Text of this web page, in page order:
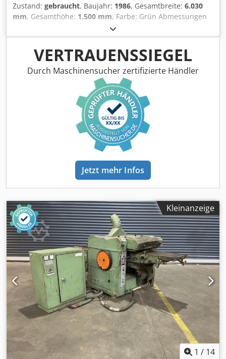
Zustand: gebraucht, Baujahr: 1986, Gesamtbreite: 6.030
mm, Gesamthöhe: 1.500 mm, Farbe: Grün Abmessungen
(L x B x H): 175 x 603 x 150 cm Vierseitiger Hobel Weinig
Profimat 22N Seriennummer: 226 - 742 400 V, 40 Ampere.
Maximale Arbeitsbreite 220 mm Maximale Arbeitshöhe 120
mm Eingangstischlänge 1950 mm
Durchlaufgeschwindigkeit 4-20 m/min
Spindeldurchmesser 40mm Drehzahl Spindeln 6000 U/min
1. Spindel unten: kW 2. & 3. Spindel links & rechts: kW 4.
Spindel oben: kW Abmessungen;
3400x1500x1400mm, Eigengewicht 1600 kg - Baujahr: 1986
- Dokumentation verfügbar: Nein - CE-Zertifikat vorhanden:
Nein - Seriennummer: 226 - 742 - Anzahl der Spindeln
[Stk.]: 4 - └ Spindel 1: - - Spindeltyp: Unten - -
Spindeldurchmesser [mm]: 40 - - Max.
Hobelblockdurchmesser [mm]: 140 - └ Spindel 2: - -
Spindeltyp: Rechts - - Spindeldurchmesser [mm]: 40 - -
Max. Hobelblockdurchmesser [mm]: 120 - - Werkzeug
Spindeldurchmesser [mm]: 40 - - Max.
Hobelblockdurchmesser [mm]: 120 - - Werkzeug
vorhanden: Ja - └ Spindel 4: - - Spindeltyp: Oben - -
Spindeldurchmesser [mm]: 40 - - Max.
Hobelblockdurchmesser [mm]: 120 - - Werkzeug
vorhanden: Ja Dwedownhh Sopfx Aayoa - Min. Hobelbreite
[mm]: 50 - Max. Hobelbreite [mm]: 230 - Max. Hobelhöhe
[mm]: 120 - Einzugstischlänge [mm]: 1970 - Durchmesser
Zuführwalzen [mm]: 140 - Werkzeugtyp: Standard -
Förderantrieb: Kardanantrieb - Durchmesser Absaugdüse
[mm]: 135 - Spannung [V]: 400 - Stromverbrauch [A]: 40 -
Sicherung [A]: 50 - Transportmaße: 1750mm x 6032mm x
1500mm (l x b x h) - Transportpakete [Stk.]: 1 Finanzielle
Informationen Mehrwertsteuer: Der angegebene Preis
versteht sich zzgl. Mehrwertsteuer
VERTRAUENSSIEGEL
Durch Maschinensucher zertifizierte Händler
Jetzt mehr Infos
Kleinanzeige
1 / 14